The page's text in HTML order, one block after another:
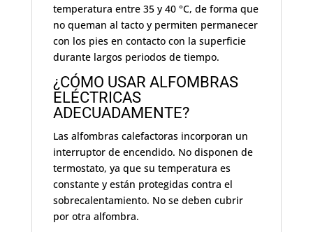
temperatura entre 35 y 40 °C, de forma que
no queman al tacto y permiten permanecer
con los pies en contacto con la superficie
durante largos periodos de tiempo.
¿CÓMO USAR ALFOMBRAS
ELÉCTRICAS
ADECUADAMENTE?
Las alfombras calefactoras incorporan un
interruptor de encendido. No disponen de
termostato, ya que su temperatura es
constante y están protegidas contra el
sobrecalentamiento. No se deben cubrir
por otra alfombra.